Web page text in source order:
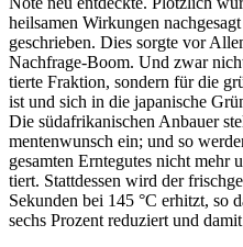
heil­samen Wirkungen
geschrieben. Dies sorgte vor
Nach­frage-Boom. Und zwar
tierte Frak­tion, sondern für die
ist und sich in die japa­ni­sche
Die südafri­ka­ni­schen Anbauer
men­ten­wunsch ein; und so
gesamten Ernte­gutes nicht mehr
tiert. Statt­dessen wird der
Sekunden bei 145 °C erhitzt, so
sechs Prozent redu­ziert und